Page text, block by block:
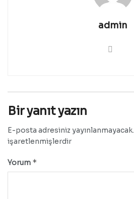
admin
Bir yanıt yazın
E-posta adresiniz yayınlanmayacak.
işaretlenmişlerdir
Yorum *